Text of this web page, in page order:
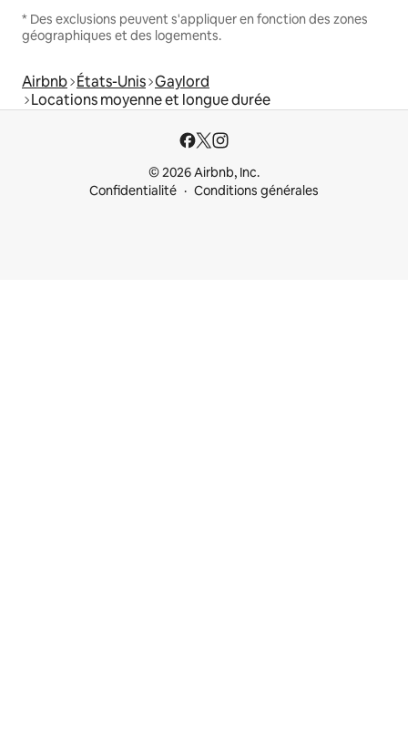
* Des exclusions peuvent s'appliquer en fonction des zones
géographiques et des logements.
Airbnb États-Unis Gaylord
Locations moyenne et longue durée
© 2026 Airbnb, Inc.
Confidentialité
Conditions générales